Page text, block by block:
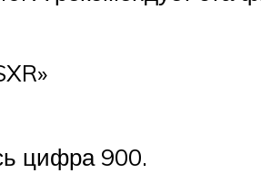
цифра 900.